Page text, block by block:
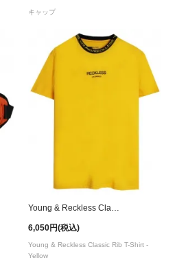
キャップ
6,050円(税込)
Young & Reckless Classic Rib T-Shirt -
Yellow